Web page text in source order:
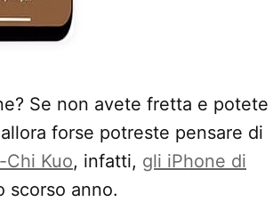
Se non avete fretta e potete
forse potreste pensare di
Chi Kuo, infatti, gli iPhone di
scorso anno.